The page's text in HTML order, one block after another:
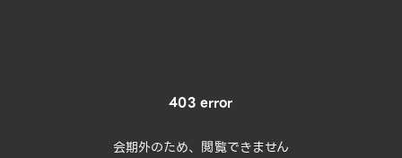
403 error
会期外のため、閲覧できません